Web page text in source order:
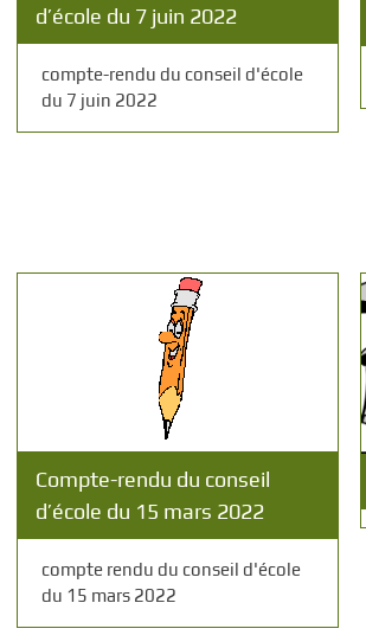
d’école du 7 juin 2022
compte-rendu du conseil d'école
du 7 juin 2022
Compte-rendu du conseil
d’école du 15 mars 2022
compte rendu du conseil d'école
du 15 mars 2022